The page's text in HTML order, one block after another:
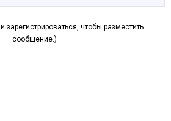
чтобы разместить
сообщение.)